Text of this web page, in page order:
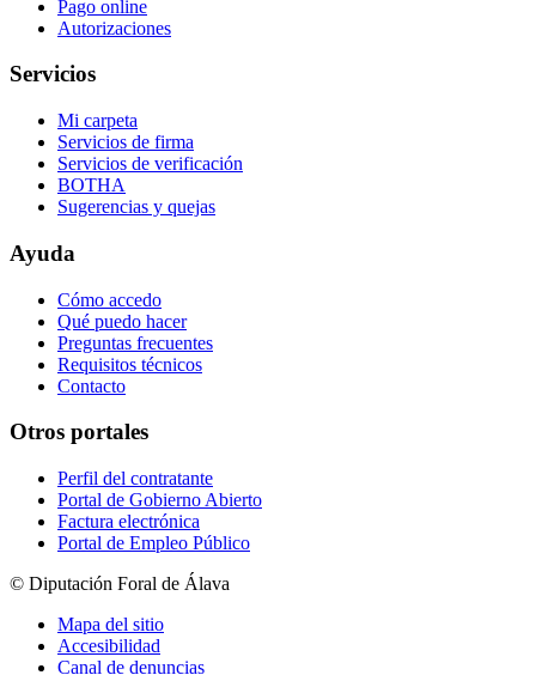
Pago online
Autorizaciones
Servicios
Mi carpeta
Servicios de firma
Servicios de verificación
BOTHA
Sugerencias y quejas
Ayuda
Cómo accedo
Qué puedo hacer
Preguntas frecuentes
Requisitos técnicos
Contacto
Otros portales
Perfil del contratante
Portal de Gobierno Abierto
Factura electrónica
Portal de Empleo Público
© Diputación Foral de Álava
Mapa del sitio
Accesibilidad
Canal de denuncias